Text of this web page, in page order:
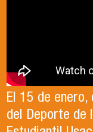
El 15 de
del Deporte de
En este
Proyecto Ludo
Te invitamos a